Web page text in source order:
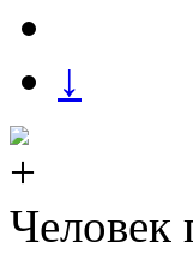
↓
Человек